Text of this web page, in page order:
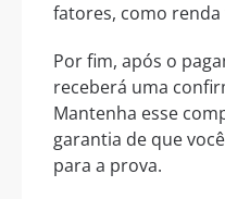
fatores, como
Por fim, após o
receberá uma
Mantenha esse
garantia de que
para a prova.